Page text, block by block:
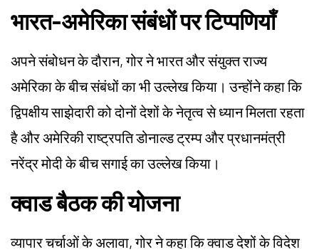
भारत-अमेरिका संबंधों पर टिप्पणियाँ
अपने संबोधन के दौरान, गोर ने भारत और संयुक्त राज्य
अमेरिका के बीच संबंधों का भी उल्लेख किया। उन्होंने कहा कि
द्विपक्षीय साझेदारी को दोनों देशों के नेतृत्व से ध्यान मिलता रहता
है और अमेरिकी राष्ट्रपति डोनाल्ड ट्रम्प और प्रधानमंत्री
नरेंद्र मोदी के बीच सगाई का उल्लेख किया।
क्वाड बैठक की योजना
व्यापार चर्चाओं के अलावा, गोर ने कहा कि क्वाड देशों के विदेश